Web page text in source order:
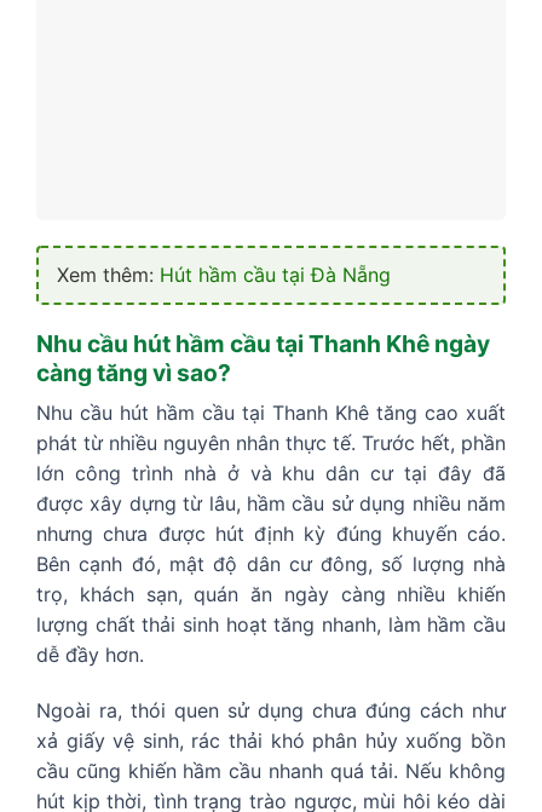
Xem thêm: Hút hầm cầu tại Đà Nẵng
Nhu cầu hút hầm cầu tại Thanh Khê ngày
càng tăng vì sao?
Nhu cầu hút hầm cầu tại Thanh Khê tăng cao xuất
phát từ nhiều nguyên nhân thực tế. Trước hết, phần
lớn công trình nhà ở và khu dân cư tại đây đã
được xây dựng từ lâu, hầm cầu sử dụng nhiều năm
nhưng chưa được hút định kỳ đúng khuyến cáo.
Bên cạnh đó, mật độ dân cư đông, số lượng nhà
trọ, khách sạn, quán ăn ngày càng nhiều khiến
lượng chất thải sinh hoạt tăng nhanh, làm hầm cầu
dễ đầy hơn.
Ngoài ra, thói quen sử dụng chưa đúng cách như
xả giấy vệ sinh, rác thải khó phân hủy xuống bồn
cầu cũng khiến hầm cầu nhanh quá tải. Nếu không
hút kịp thời, tình trạng trào ngược, mùi hôi kéo dài